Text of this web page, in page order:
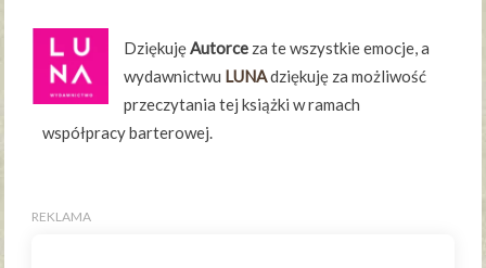
Dziękuję Autorce za te wszystkie emocje, a
wydawnictwu LUNAdziękuję za możliwość
przeczytania tej książki w ramach
współpracy barterowej.